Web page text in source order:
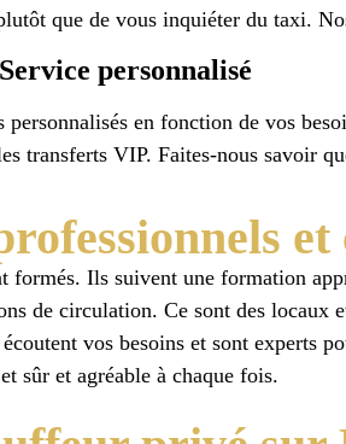
que de vous inquiéter du taxi.
Service personnalisé
en fonction de vos
transferts VIP. Faites-nous savoir
Ils suivent une formation
de circulation. Ce sont des
vos besoins et sont experts
sûr et agréable à chaque fois.